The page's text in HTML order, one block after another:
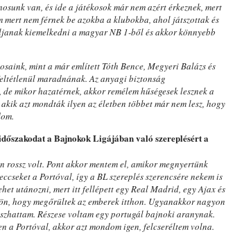
van, és ide a játékosok már nem azért érkeznek, mert
nem férnek be azokba a klubokba, ahol játszottak és
kiemelkedni a magyar NB 1-ből és akkor könnyebb
mint a már említett Tóth Bence, Megyeri Balázs és
maradnának. Az anyagi biztonság
mikor hazatérnek, akkor remélem hűségesek lesznek a
azt mondták ilyen az életben többet már nem lesz, hogy
a Bajnokok Ligájában való szereplésért a
rossz volt. Pont akkor mentem el, amikor megnyertünk
a Portóval, így a BL szereplés szerencsére nekem is
utánozni, mert itt fellépett egy Real Madrid, egy Ajax és
hogy megőrültek az emberek itthon. Ugyanakkor nagyon
Részese voltam egy portugál bajnoki aranynak.
a Portóval, akkor azt mondom igen, felcseréltem volna.